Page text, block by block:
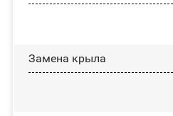
Замена крыла